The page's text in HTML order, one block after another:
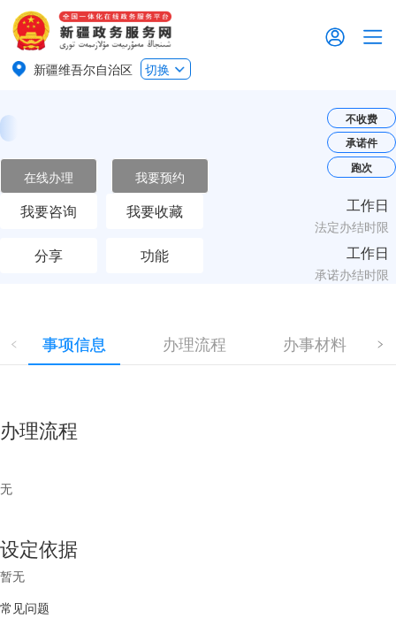
新疆维吾尔自治区 切换
在线办理 我要预约
我要咨询 我要收藏
分享 功能
不收费
承诺件
跑次
工作日
法定办结时限
工作日
承诺办结时限
事项信息 办理流程 办事材料
办理流程
无
设定依据
暂无
常见问题